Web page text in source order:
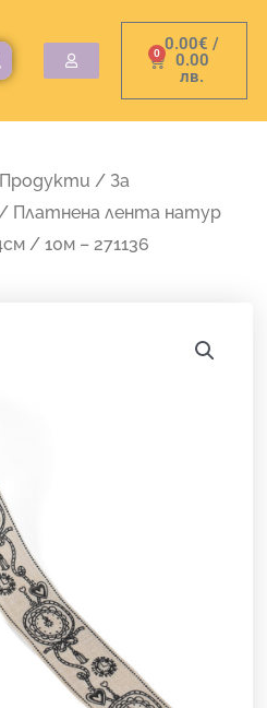
0.00€ /
0.00
лв.
0
Cart
Продукти / За
Платнена лента натур
/ 10м – 271136